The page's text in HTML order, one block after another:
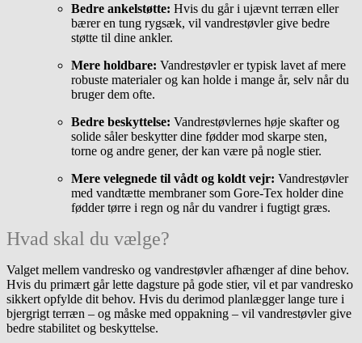
Bedre ankelstøtte: Hvis du går i ujævnt terræn eller
bærer en tung rygsæk, vil vandrestøvler give bedre
støtte til dine ankler.
Mere holdbare: Vandrestøvler er typisk lavet af mere
robuste materialer og kan holde i mange år, selv når du
bruger dem ofte.
Bedre beskyttelse: Vandrestøvlernes høje skafter og
solide såler beskytter dine fødder mod skarpe sten,
torne og andre gener, der kan være på nogle stier.
Mere velegnede til vådt og koldt vejr: Vandrestøvler
med vandtætte membraner som Gore-Tex holder dine
fødder tørre i regn og når du vandrer i fugtigt græs.
Hvad skal du vælge?
Valget mellem vandresko og vandrestøvler afhænger af dine behov.
Hvis du primært går lette dagsture på gode stier, vil et par vandresko
sikkert opfylde dit behov. Hvis du derimod planlægger lange ture i
bjergrigt terræn – og måske med oppakning – vil vandrestøvler give
bedre stabilitet og beskyttelse.